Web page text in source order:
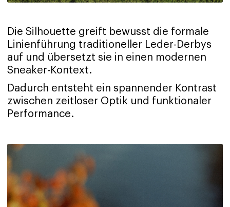
Die Silhouette greift bewusst die formale
Linienführung traditioneller Leder-Derbys
auf und übersetzt sie in einen modernen
Sneaker-Kontext.
Dadurch entsteht ein spannender Kontrast
zwischen zeitloser Optik und funktionaler
Performance.